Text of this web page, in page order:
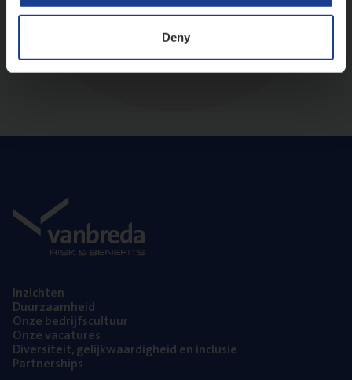
Deny
Inzich­ten
Duur­zaam­heid
Onze bedrijfs­cul­tuur
Onze vaca­tu­res
Diver­si­teit, gelijk­waar­dig­heid en inclusie
Part­ner­ships